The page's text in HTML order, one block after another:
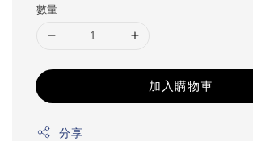
數量
加入購物車
分享